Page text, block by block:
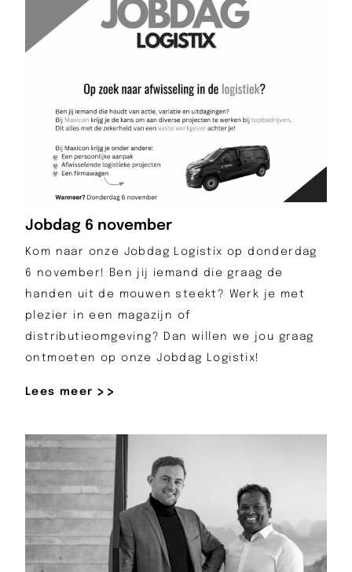
Jobdag 6 november
Kom naar onze Jobdag Logistix op donderdag
6 november! Ben jij iemand die graag de
handen uit de mouwen steekt? Werk je met
plezier in een magazijn of
distributieomgeving? Dan willen we jou graag
ontmoeten op onze Jobdag Logistix!
Lees meer